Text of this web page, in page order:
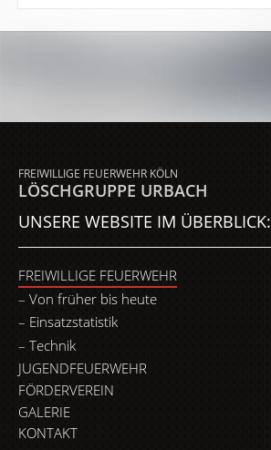
FREIWILLIGE FEUERWEHR KÖLN
LÖSCHGRUPPE URBACH
UNSERE WEBSITE IM ÜBERBLICK:
FREIWILLIGE FEUERWEHR
Von früher bis heute
Einsatzstatistik
Technik
JUGENDFEUERWEHR
FÖRDERVEREIN
GALERIE
KONTAKT